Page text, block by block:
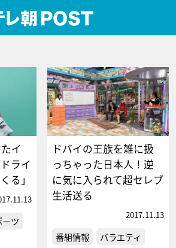
イ
ライ
る」
ツ
ドバイの王族を雑に扱
っちゃった日本人！逆
に気に入られて超セレブ
生活送る
2017.11.13
番組情報
バラエティ